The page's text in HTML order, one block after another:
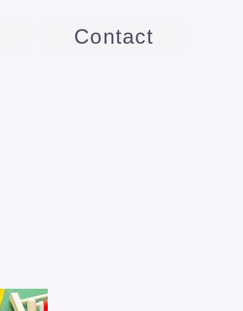
Contact